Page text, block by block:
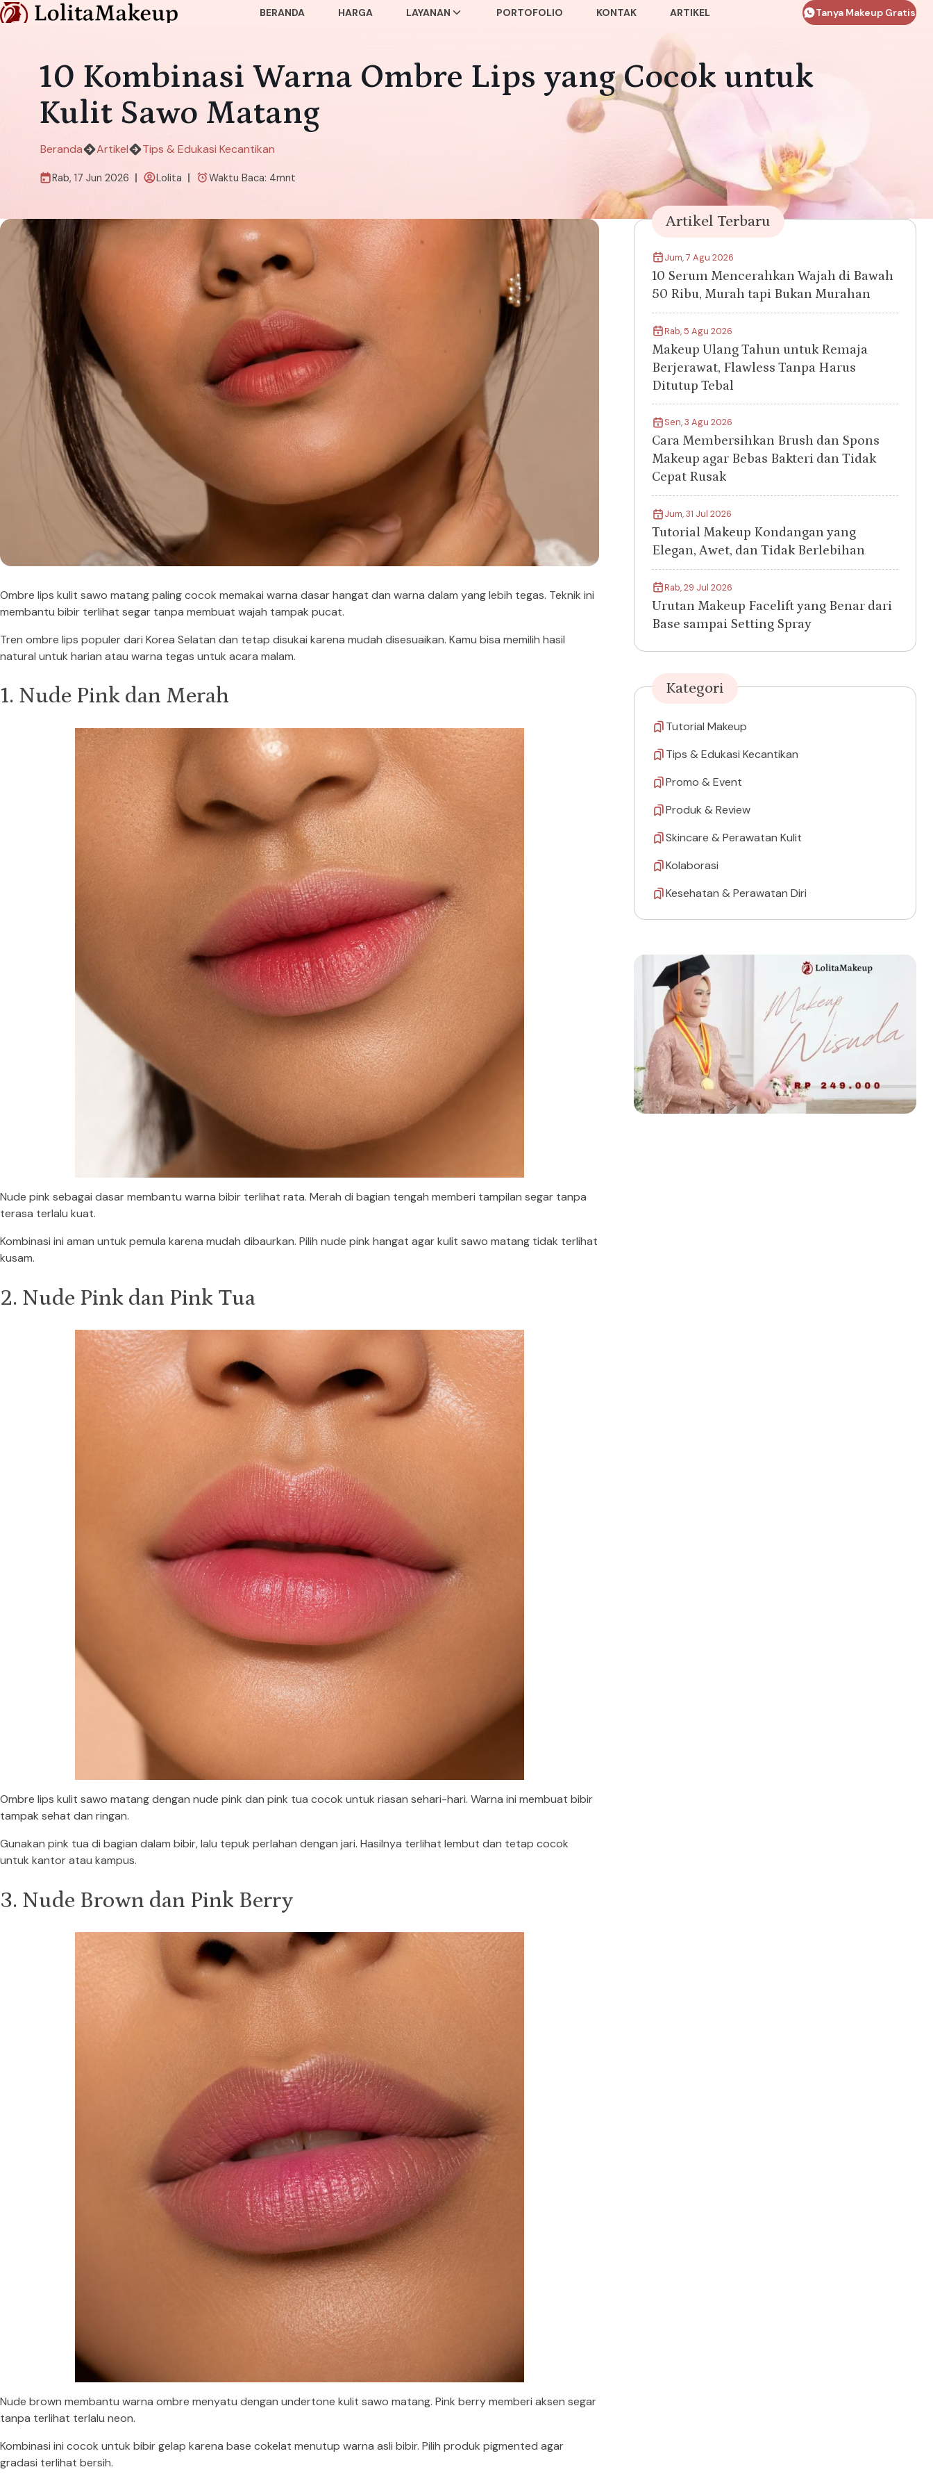
BERANDA HARGA LAYANAN PORTOFOLIO KONTAK ARTIKEL Tanya Makeup Gratis
10 Kombinasi Warna Ombre Lips yang Cocok untuk
Kulit Sawo Matang
Beranda Artikel Tips & Edukasi Kecantikan
Rab, 17 Jun 2026 Lolita Waktu Baca: 4mnt
Ombre lips kulit sawo matang paling cocok memakai warna dasar hangat dan warna dalam yang lebih tegas. Teknik ini
membantu bibir terlihat segar tanpa membuat wajah tampak pucat.
Tren ombre lips populer dari Korea Selatan dan tetap disukai karena mudah disesuaikan. Kamu bisa memilih hasil
natural untuk harian atau warna tegas untuk acara malam.
1. Nude Pink dan Merah
Nude pink sebagai dasar membantu warna bibir terlihat rata. Merah di bagian tengah memberi tampilan segar tanpa
terasa terlalu kuat.
Kombinasi ini aman untuk pemula karena mudah dibaurkan. Pilih nude pink hangat agar kulit sawo matang tidak terlihat
kusam.
2. Nude Pink dan Pink Tua
Ombre lips kulit sawo matang dengan nude pink dan pink tua cocok untuk riasan sehari-hari. Warna ini membuat bibir
tampak sehat dan ringan.
Gunakan pink tua di bagian dalam bibir, lalu tepuk perlahan dengan jari. Hasilnya terlihat lembut dan tetap cocok
untuk kantor atau kampus.
3. Nude Brown dan Pink Berry
Nude brown membantu warna ombre menyatu dengan undertone kulit sawo matang. Pink berry memberi aksen segar
tanpa terlihat terlalu neon.
Kombinasi ini cocok untuk bibir gelap karena base cokelat menutup warna asli bibir. Pilih produk pigmented agar
gradasi terlihat bersih.
Artikel Terbaru
Jum, 7 Agu 2026
10 Serum Mencerahkan Wajah di Bawah
50 Ribu, Murah tapi Bukan Murahan
Rab, 5 Agu 2026
Makeup Ulang Tahun untuk Remaja
Berjerawat, Flawless Tanpa Harus
Ditutup Tebal
Sen, 3 Agu 2026
Cara Membersihkan Brush dan Spons
Makeup agar Bebas Bakteri dan Tidak
Cepat Rusak
Jum, 31 Jul 2026
Tutorial Makeup Kondangan yang
Elegan, Awet, dan Tidak Berlebihan
Rab, 29 Jul 2026
Urutan Makeup Facelift yang Benar dari
Base sampai Setting Spray
Kategori
Tutorial Makeup
Tips & Edukasi Kecantikan
Promo & Event
Produk & Review
Skincare & Perawatan Kulit
Kolaborasi
Kesehatan & Perawatan Diri